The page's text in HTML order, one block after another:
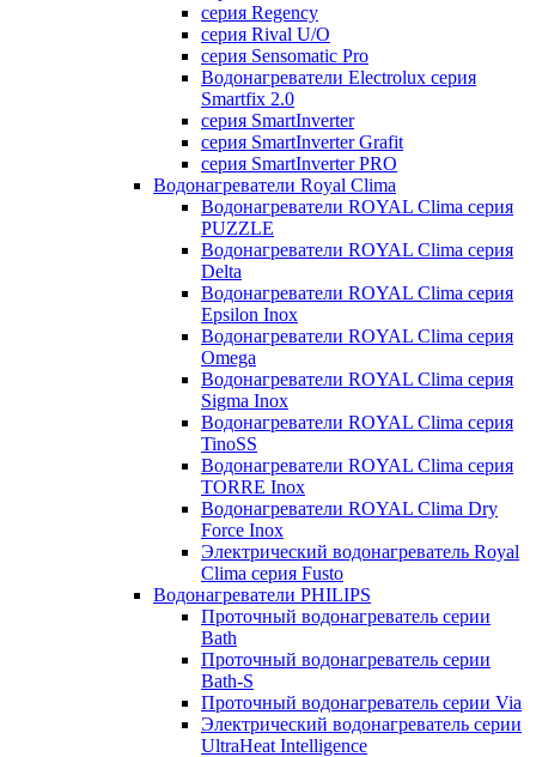
серия Regency
серия Rival U/О
серия Sensomatic Pro
Водонагреватели Electrolux серия
Smartfix 2.0
серия SmartInverter
серия SmartInverter Grafit
серия SmartInverter PRO
Водонагреватели Royal Clima
Водонагреватели ROYAL Clima серия
PUZZLE
Водонагреватели ROYAL Clima серия
Delta
Водонагреватели ROYAL Clima серия
Epsilon Inox
Водонагреватели ROYAL Clima серия
Omega
Водонагреватели ROYAL Clima серия
Sigma Inox
Водонагреватели ROYAL Clima серия
TinoSS
Водонагреватели ROYAL Clima серия
TORRE Inox
Водонагреватели ROYAL Clima Dry
Force Inox
Электрический водонагреватель Royal
Clima серия Fusto
Водонагреватели PHILIPS
Проточный водонагреватель серии
Bath
Проточный водонагреватель серии
Bath-S
Проточный водонагреватель серии Via
Электрический водонагреватель серии
UltraHeat Intelligence